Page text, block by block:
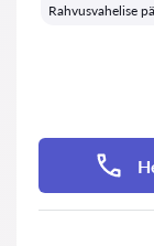
Rahvusvahelise